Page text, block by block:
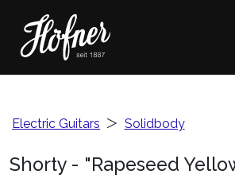
Electric Guitars ＞ Solidbody
Shorty - "Rapeseed